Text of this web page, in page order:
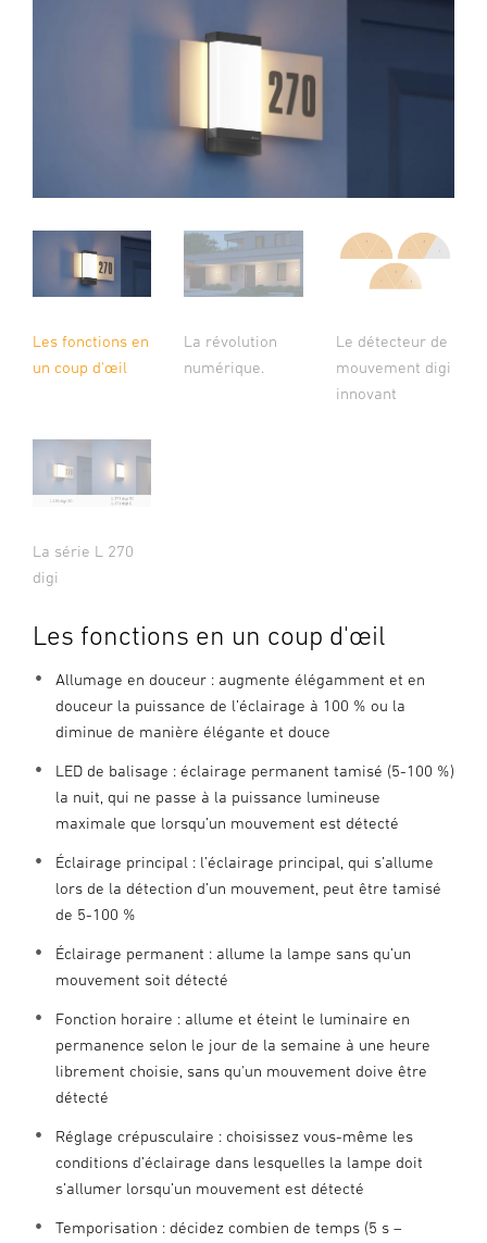
Les fonctions en
un coup d'œil
La révolution
numérique.
Le détecteur de
mouvement digi
innovant
La série L 270
digi
Les fonctions en un coup d'œil
Allumage en douceur : augmente élégamment et en
douceur la puissance de l’éclairage à 100 % ou la
diminue de manière élégante et douce
LED de balisage : éclairage permanent tamisé (5-100 %)
la nuit, qui ne passe à la puissance lumineuse
maximale que lorsqu’un mouvement est détecté
Éclairage principal : l’éclairage principal, qui s’allume
lors de la détection d’un mouvement, peut être tamisé
de 5-100 %
Éclairage permanent : allume la lampe sans qu’un
mouvement soit détecté
Fonction horaire : allume et éteint le luminaire en
permanence selon le jour de la semaine à une heure
librement choisie, sans qu'un mouvement doive être
détecté
Réglage crépusculaire : choisissez vous-même les
conditions d’éclairage dans lesquelles la lampe doit
s’allumer lorsqu’un mouvement est détecté
Temporisation : décidez combien de temps (5 s –